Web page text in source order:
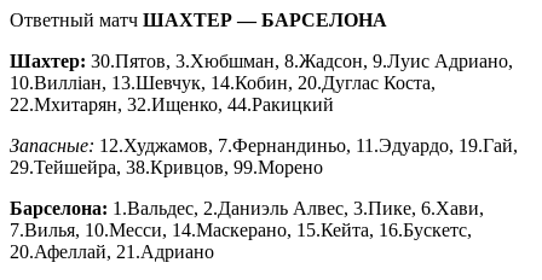
Ответный матч ШАХТЕР — БАРСЕЛОНА
Шахтер: 30.Пятов, 3.Хюбшман, 8.Жадсон, 9.Луис Адриано,
10.Вилліан, 13.Шевчук, 14.Кобин, 20.Дуглас Коста,
22.Мхитарян, 32.Ищенко, 44.Ракицкий
Запасные: 12.Худжамов, 7.Фернандиньо, 11.Эдуардо, 19.Гай,
29.Тейшейра, 38.Кривцов, 99.Морено
Барселона: 1.Вальдес, 2.Даниэль Алвес, 3.Пике, 6.Хави,
7.Вилья, 10.Месси, 14.Маскерано, 15.Кейта, 16.Бускетс,
20.Афеллай, 21.Адриано